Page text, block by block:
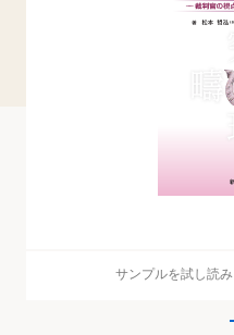
サンプルを試し読み